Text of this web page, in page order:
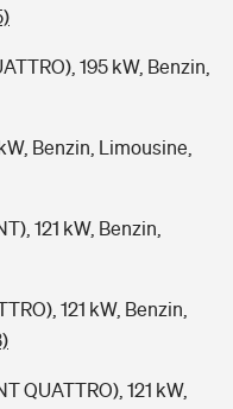
195 kW, Benzin,
Benzin, Limousine,
121 kW, Benzin,
121 kW, Benzin,
QUATTRO), 121 kW,